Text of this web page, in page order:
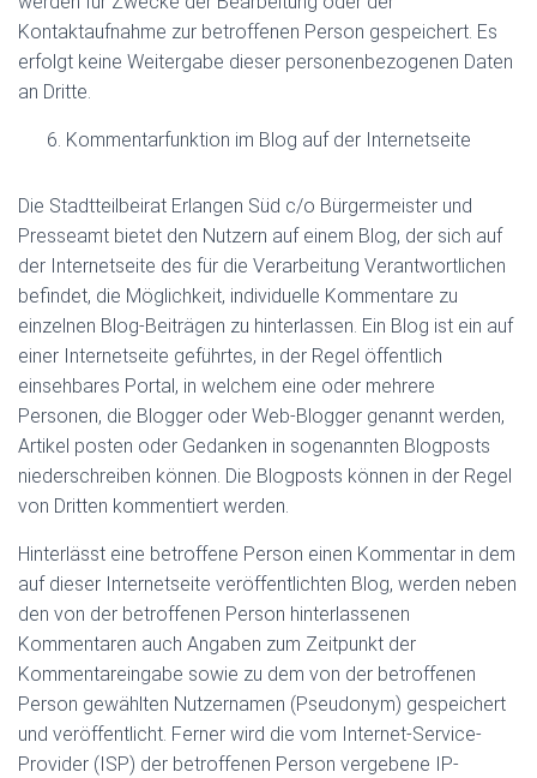
Kontaktaufnahme zur betroffenen Person gespeichert. Es
erfolgt keine Weitergabe dieser personenbezogenen Daten
an Dritte.
Kommentarfunktion im Blog auf der Internetseite
Die Stadtteilbeirat Erlangen Süd c/o Bürgermeister und
Presseamt bietet den Nutzern auf einem Blog, der sich auf
der Internetseite des für die Verarbeitung Verantwortlichen
befindet, die Möglichkeit, individuelle Kommentare zu
einzelnen Blog-Beiträgen zu hinterlassen. Ein Blog ist ein auf
einer Internetseite geführtes, in der Regel öffentlich
einsehbares Portal, in welchem eine oder mehrere
Personen, die Blogger oder Web-Blogger genannt werden,
Artikel posten oder Gedanken in sogenannten Blogposts
niederschreiben können. Die Blogposts können in der Regel
von Dritten kommentiert werden.
Hinterlässt eine betroffene Person einen Kommentar in dem
auf dieser Internetseite veröffentlichten Blog, werden neben
den von der betroffenen Person hinterlassenen
Kommentaren auch Angaben zum Zeitpunkt der
Kommentareingabe sowie zu dem von der betroffenen
Person gewählten Nutzernamen (Pseudonym) gespeichert
und veröffentlicht. Ferner wird die vom Internet-Service-
Provider (ISP) der betroffenen Person vergebene IP-